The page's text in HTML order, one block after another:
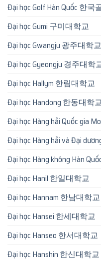
Đại học Golf Hàn Quốc 한국
Đại học Gumi 구미대학교
Đại học Gwangju 광주대학교
Đại học Gyeongju 경주대학
Đại học Hallym 한림대학교
Đại học Handong 한동대학
Đại học Hàng hải Quốc gia
Đại học Hàng hải và Đại
Đại học Hàng không Hàn
Đại học Hanil 한일대학교
Đại học Hannam 한남대학교
Đại học Hansei 한세대학교
Đại học Hanseo 한서대학교
Đại học Hanshin 한신대학교